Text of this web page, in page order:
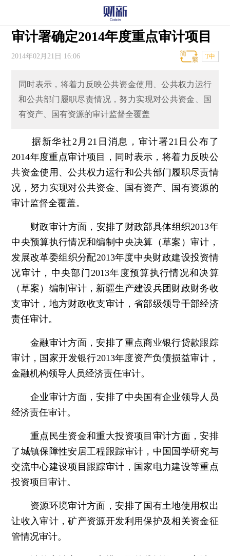
审计署确定2014年度重点审计项目
2014年02月21日 16:06 T中
同时表示，将着力反映公共资金使用、公共权力运行
和公共部门履职尽责情况，努力实现对公共资金、国
有资产、国有资源的审计监督全覆盖
据新华社2月21日消息，审计署21日公布了
2014年度重点审计项目，同时表示，将着力反映公
共资金使用、公共权力运行和公共部门履职尽责情
况，努力实现对公共资金、国有资产、国有资源的
审计监督全覆盖。
财政审计方面，安排了财政部具体组织2013年
中央预算执行情况和编制中央决算（草案）审计，
发展改革委组织分配2013年度中央财政建设投资情
况审计，中央部门2013年度预算执行情况和决算
（草案）编制审计，新疆生产建设兵团财政财务收
支审计，地方财政收支审计，省部级领导干部经济
责任审计。
金融审计方面，安排了重点商业银行贷款跟踪
审计，国家开发银行2013年度资产负债损益审计，
金融机构领导人员经济责任审计。
企业审计方面，安排了中央国有企业领导人员
经济责任审计。
重点民生资金和重大投资项目审计方面，安排
了城镇保障性安居工程跟踪审计，中国国学研究与
交流中心建设项目跟踪审计，国家电力建设等重点
投资项目审计。
资源环境审计方面，安排了国有土地使用权出
让收入审计，矿产资源开发利用保护及相关资金征
管情况审计。